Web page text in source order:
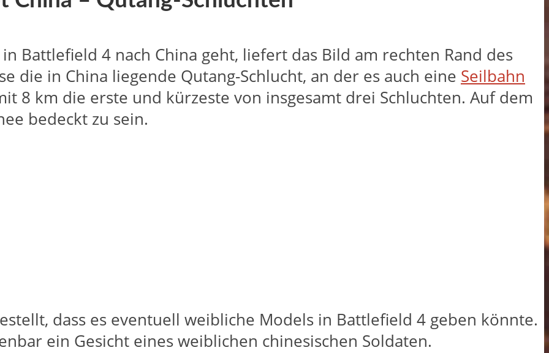
Battlefield 4 nach China geht, liefert das Bild am rechten Rand des
die in China liegende Qutang-Schlucht, an der es auch eine Seilbahn
8 km die erste und kürzeste von insgesamt drei Schluchten. Auf dem
bedeckt zu sein.
dass es eventuell weibliche Models in Battlefield 4 geben könnte.
ein Gesicht eines weiblichen chinesischen Soldaten.